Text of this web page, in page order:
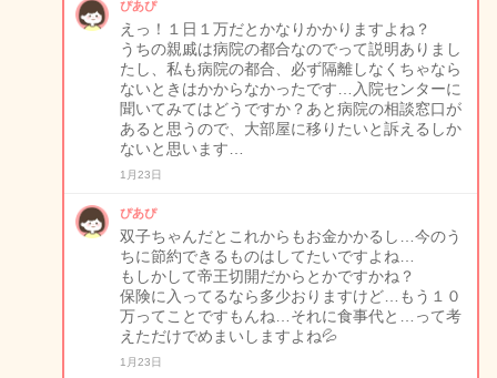
ぴあぴ
えっ！１日１万だとかなりかかりますよね？
うちの親戚は病院の都合なのでって説明ありまし
たし、私も病院の都合、必ず隔離しなくちゃなら
ないときはかからなかったです…入院センターに
聞いてみてはどうですか？あと病院の相談窓口が
あると思うので、大部屋に移りたいと訴えるしか
ないと思います…
1月23日
ぴあぴ
双子ちゃんだとこれからもお金かかるし…今のう
ちに節約できるものはしてたいですよね…
もしかして帝王切開だからとかですかね？
保険に入ってるなら多少おりますけど…もう１０
万ってことですもんね…それに食事代と…って考
えただけでめまいしますよね💦
1月23日